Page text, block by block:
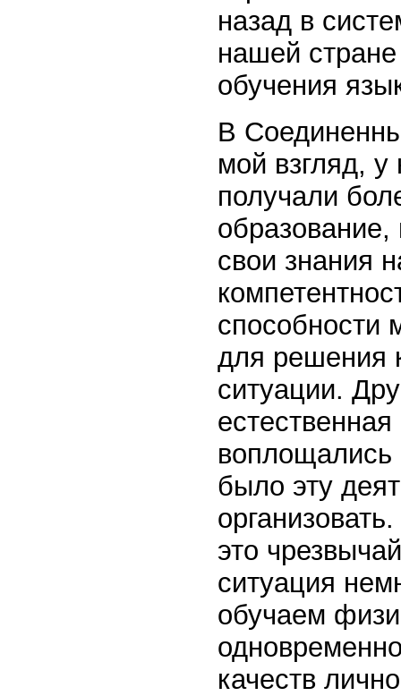
назад в
нашей
обучения
В
мой взгляд,
получали
образование,
свои знания
способности
для решения
ситуации.
воплощались
было эту
это
ситуация
обучаем
качеств